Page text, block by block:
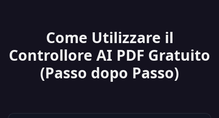
Come Utilizzare il
Controllore AI PDF Gratuito
(Passo dopo Passo)